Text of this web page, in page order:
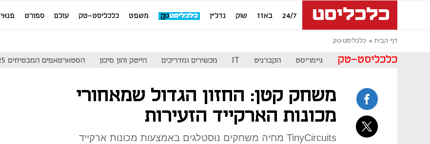
24/7 באזז שוק נדל"ן משפט כלכליסט-טק עולם ספורט פנאי
דף הבית כלכליסט-טק
כלכליסט-טק גיימריסט הקברניט IT מכשירים ומדריכים הייטק והון סיכון הסטארטאפים המבטיחים 25
משחק קטן: החזון הגדול שמאחורי
מכונות הארקייד הזעירות
TinyCircuits מחיה משחקים נוסטלגים באמצעות מכונות ארקייד